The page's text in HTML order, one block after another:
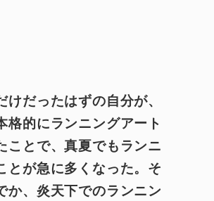
けだったはずの自分が、
格的にランニングアート
ことで、真夏でもランニ
とが急に多くなった。そ
か、炎天下でのランニン